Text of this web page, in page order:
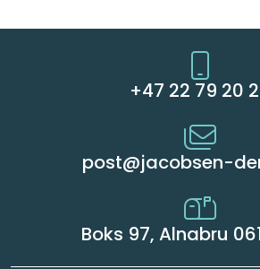
+47 22 79 20
post@jacobsen-
Boks 97, Alnabru